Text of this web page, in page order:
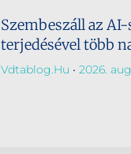
Szembeszáll az
terjedésével több
Vdtablog.hu 2026.